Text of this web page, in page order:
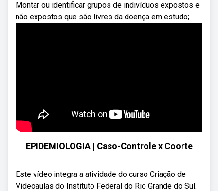
Montar ou identificar grupos de indivíduos expostos e
não expostos que são livres da doença em estudo;.
EPIDEMIOLOGIA | Caso-Controle x Coorte
Este vídeo integra a atividade do curso Criação de
Videoaulas do Instituto Federal do Rio Grande do Sul.